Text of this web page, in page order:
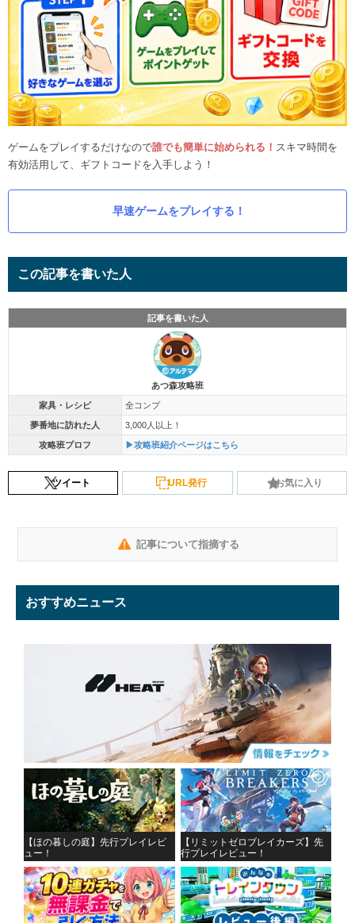
ゲームをプレイするだけなので誰でも簡単に始められる！ スキマ時間を
有効活用して、ギフトコードを入手しよう！
早速ゲームをプレイする！
この記事を書いた人
記事を書いた人
あつ森攻略班
家具・レシピ 全コンプ
夢番地に訪れた人 3,000人以上！
攻略班プロフ ▶攻略班紹介ページはこちら
ツイート URL発行 お気に入り
記事について指摘する
おすすめニュース
【ほの暮しの庭】先行プレイレビ
ュー！
【リミットゼロブレイカーズ】先
行プレイレビュー！